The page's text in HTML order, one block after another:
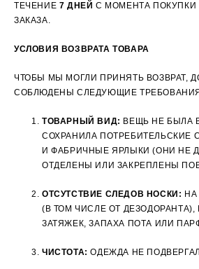
ТЕЧЕНИЕ 7 ДНЕЙ С МОМЕНТА ПОКУПКИ
ЗАКАЗА.
УСЛОВИЯ ВОЗВРАТА ТОВАРА
ЧТОБЫ МЫ МОГЛИ ПРИНЯТЬ ВОЗВРАТ,
СОБЛЮДЕНЫ СЛЕДУЮЩИЕ
ТОВАРНЫЙ ВИД: ВЕЩЬ НЕ БЫЛА
СОХРАНИЛА ПОТРЕБИТЕЛЬСКИЕ
И ФАБРИЧНЫЕ ЯРЛЫКИ (ОНИ НЕ
ОТДЕЛЕНЫ ИЛИ ЗАКРЕПЛЕНЫ
ОТСУТСТВИЕ СЛЕДОВ НОСКИ:
(В ТОМ ЧИСЛЕ ОТ
ЗАТЯЖЕК, ЗАПАХА ПОТА ИЛИ
ЧИСТОТА: ОДЕЖДА НЕ